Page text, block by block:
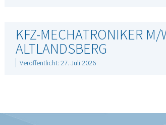
KFZ-MECHATRONIKER
ALTLANDSBERG
Veröffentlicht: 27. Juli 2026